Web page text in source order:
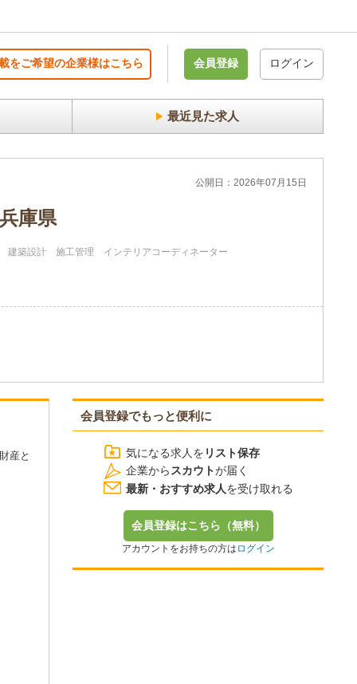
をご希望の企業様はこちら 会員登録 ログイン
最近見た求人
公開日：2026年07月15日
庫県
建築設計 施工管理 インテリアコーディネーター
産と
会員登録でもっと便利に
気になる求人を リスト保存
企業から スカウトが届く
最新・おすすめ求人を受け取れる
会員登録はこちら（無料）
アカウントをお持ちの方は ログイン